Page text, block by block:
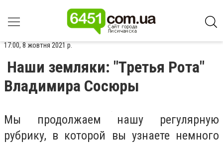
17:00, 8 жовтня 2021 р.
Наши земляки: "Третья Рота"
Владимира Сосюры
Мы продолжаем нашу регулярную
рубрику, в которой вы узнаете немного